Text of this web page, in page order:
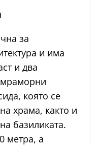
за
и има
и два
мраморни
която се
храма, както и
базиликата.
метра, а